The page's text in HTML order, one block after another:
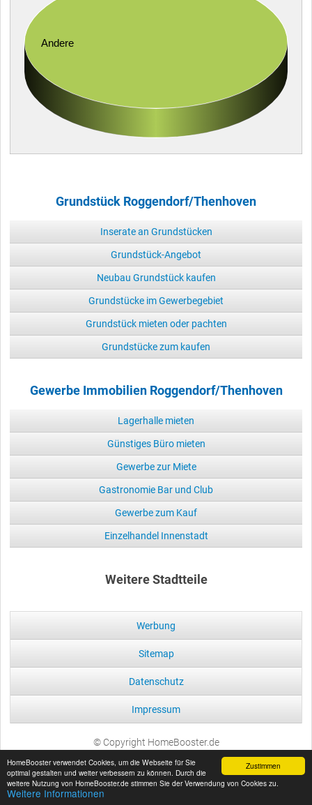
Zustimmen
HomeBooster verwendet Cookies, um die Webseite für Sie
optimal gestalten und weiter verbessern zu können. Durch die
weitere Nutzung von HomeBooster.de stimmen Sie der Verwendung von Cookies zu.
Weitere Informationen
Andere
Grundstück Roggendorf/Thenhoven
Inserate an Grundstücken
Grundstück-Angebot
Neubau Grundstück kaufen
Grundstücke im Gewerbegebiet
Grundstück mieten oder pachten
Grundstücke zum kaufen
Gewerbe Immobilien Roggendorf/Thenhoven
Lagerhalle mieten
Günstiges Büro mieten
Gewerbe zur Miete
Gastronomie Bar und Club
Gewerbe zum Kauf
Einzelhandel Innenstadt
Weitere Stadtteile
Werbung
Sitemap
Datenschutz
Impressum
© Copyright HomeBooster.de